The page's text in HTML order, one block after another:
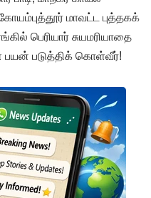
மாவட்ட புத்தகக்
பெரியார் சுயமரியாதை
பயன் படுத்திக் கொள்வீர்!